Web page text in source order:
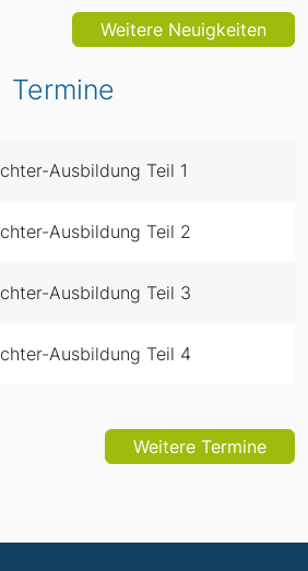
Weitere Neuigkeiten
Termine
Ausbildung Teil 1
Ausbildung Teil 2
Ausbildung Teil 3
Ausbildung Teil 4
Weitere Termine